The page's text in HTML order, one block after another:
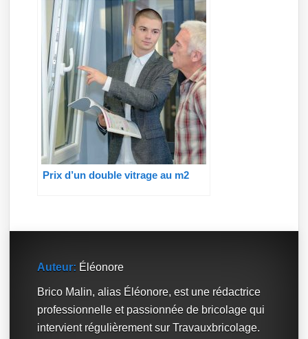
Prix d’un double vitrage au m2
Auteur: Éléonore
Brico Malin, alias Éléonore, est une rédactrice
professionnelle et passionnée de bricolage qui
intervient régulièrement sur Travauxbricolage.